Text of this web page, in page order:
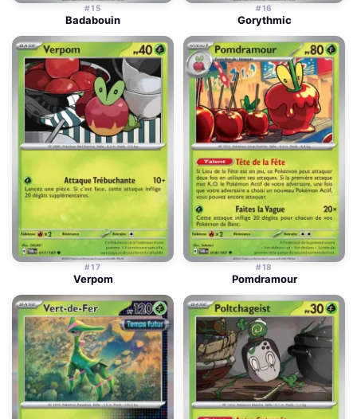
#15
Badabouin
#16
Gorythmic
#17
Verpom
#18
Pomdramour